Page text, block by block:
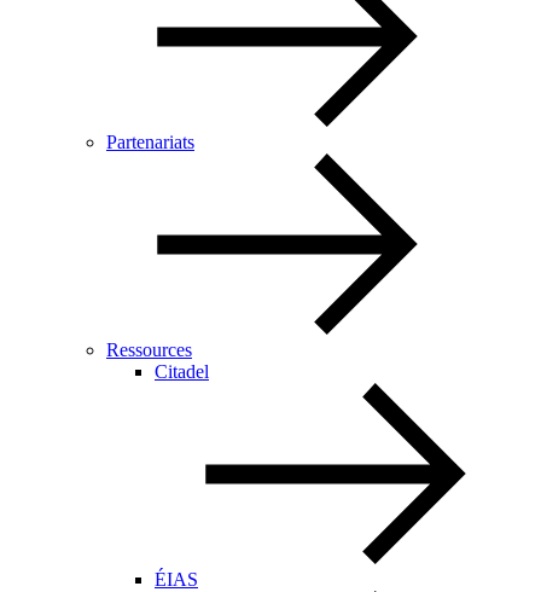
Partenariats
Ressources
Citadel
ÉIAS